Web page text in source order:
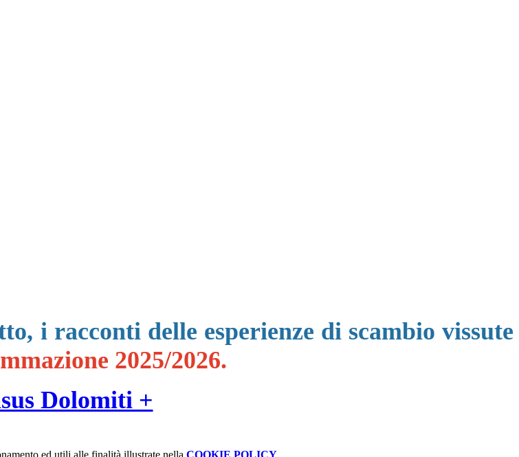
i racconti delle esperienze di scambio vissute
2025/2026.
Dolomiti +